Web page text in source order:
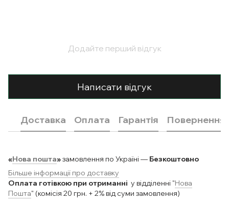
Додайте перший відгук
Написати відгук
Доставка Оплата Гарантія Повернення
«Нова пошта»замовлення по Україні — Безкоштовно
Більше інформації про доставку
Оплата готівкою при отриманні у відділенні "Нова
Пошта" (комісія 20 грн. + 2% від суми замовлення)